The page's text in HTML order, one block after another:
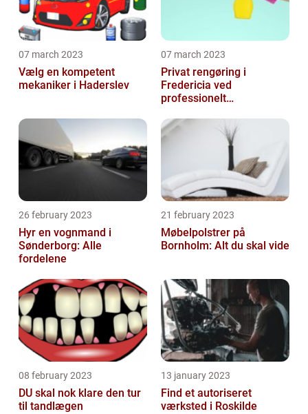
07 march 2023
Vælg en kompetent
mekaniker i Haderslev
07 march 2023
Privat rengøring i
Fredericia ved
professionelt
26 february 2023
Hyr en vognmand i
Sønderborg: Alle
fordelene
21 february 2023
Møbelpolstrer på
Bornholm: Alt du skal vide
08 february 2023
DU skal nok klare den tur
til tandlægen
13 january 2023
Find et autoriseret
værksted i Roskilde